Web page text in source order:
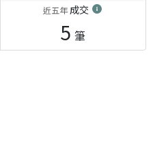
近五年成交
5 筆